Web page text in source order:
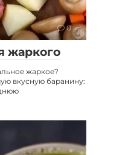
0
жаркого
жаркое?
вкусную баранину: